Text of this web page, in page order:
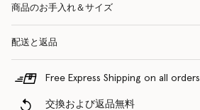
商品のお手入れ＆サイズ
配送と返品
Free Express Shipping on all orders
交換および返品無料